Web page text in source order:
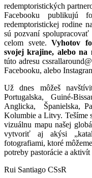
redemptoristických
Facebooku publikujú
redemptoristickej rodine
sú pozvaní
celom svete. Vyhotov
svojej krajine, alebo na
túto adresu
Facebooku, alebo
Už dnes môžeš
Portugalska, Guiné-
Anglicka, Španielska,
Kolumbie a Litvy. Tešíme
vizuálnu mapu našej
vytvoriť aj akýsi
fotografiami, ktoré
potreby pastorácie a
Rui Santiago CSsR